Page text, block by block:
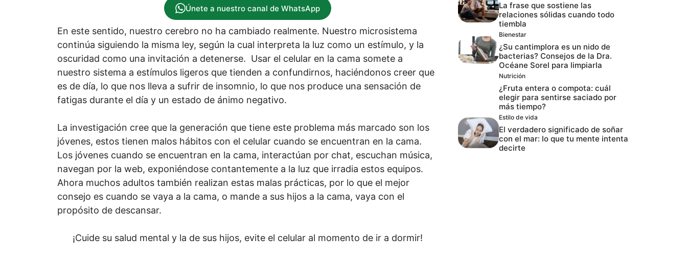
Únete a nuestro canal de WhatsApp
En este sentido, nuestro cerebro no ha cambiado realmente. Nuestro microsistema
continúa siguiendo la misma ley, según la cual interpreta la luz como un estímulo, y la
oscuridad como una invitación a detenerse. Usar el celular en la cama somete a
nuestro sistema a estímulos ligeros que tienden a confundirnos, haciéndonos creer que
es de día, lo que nos lleva a sufrir de insomnio, lo que nos produce una sensación de
fatigas durante el día y un estado de ánimo negativo.
La investigación cree que la generación que tiene este problema más marcado son los
jóvenes, estos tienen malos hábitos con el celular cuando se encuentran en la cama.
Los jóvenes cuando se encuentran en la cama, interactúan por chat, escuchan música,
navegan por la web, exponiéndose contantemente a la luz que irradia estos equipos.
Ahora muchos adultos también realizan estas malas prácticas, por lo que el mejor
consejo es cuando se vaya a la cama, o mande a sus hijos a la cama, vaya con el
propósito de descansar.
¡Cuide su salud mental y la de sus hijos, evite el celular al momento de ir a dormir!
La frase que sostiene las
relaciones sólidas cuando todo
tiembla
Bienestar
¿Su cantimplora es un nido de
bacterias? Consejos de la Dra.
Océane Sorel para limpiarla
Nutrición
¿Fruta entera o compota: cuál
elegir para sentirse saciado por
más tiempo?
Estilo de vida
El verdadero significado de soñar
con el mar: lo que tu mente intenta
decirte